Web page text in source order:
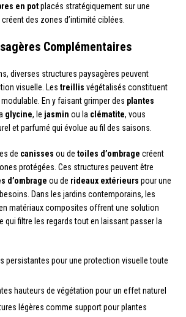
en potplacés stratégiquement sur une
des zones d’intimité ciblées.
Complémentaires
diverses structures paysagères peuvent
visuelle. Les treillis végétalisés constituent
En y faisant grimper des plantes
glycine, le jasmin ou la clématite, vous
et parfumé qui évolue au fil des saisons.
de canisses ou de toiles d’ombrage créent
protégées. Ces structures peuvent être
d’ombrage ou de rideaux extérieurs pour une
Dans les jardins contemporains, les
matériaux composites offrent une solution
qui filtre les regards tout en laissant passer la
persistantes pour une protection visuelle toute
hauteurs de végétation pour un effet naturel
légères comme support pour plantes